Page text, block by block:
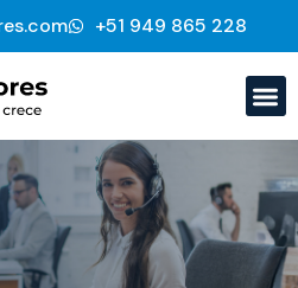
‭+51 949 865 228‬